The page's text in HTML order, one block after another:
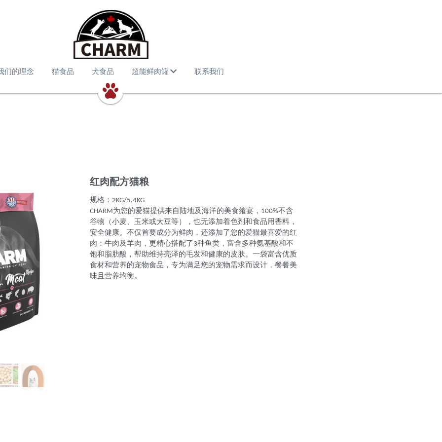
们的理念 猫食品 犬食品 超能鲜肉罐 联系我们
红肉配方猫粮
规格：2KG/5.4KG
CHARM为您的爱猫提供来自陆地及海洋的美食飨宴，100%不含
谷物（小麦、玉米或大豆等），也无添加着色剂和食品用香料，
安全健康。不仅首要成分为鲜肉，还添加了您的爱猫最喜爱的红
肉：牛肉及羊肉，更精心搭配了3种鱼类，富含多种氨基酸和不
饱和脂肪酸，帮助维持亮泽的毛发和健康的皮肤。一袋富含优质
食材和营养的宠物食品，专为满足您的宠物需求而设计，餐餐美
味且营养均衡。